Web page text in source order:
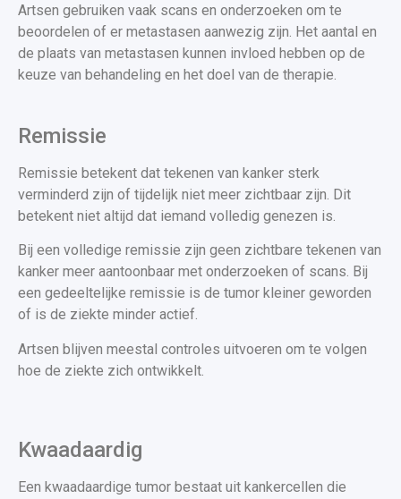
Artsen gebruiken vaak scans en onderzoeken om te
beoordelen of er metastasen aanwezig zijn. Het aantal en
de plaats van metastasen kunnen invloed hebben op de
keuze van behandeling en het doel van de therapie.
Remissie
Remissie betekent dat tekenen van kanker sterk
verminderd zijn of tijdelijk niet meer zichtbaar zijn. Dit
betekent niet altijd dat iemand volledig genezen is.
Bij een volledige remissie zijn geen zichtbare tekenen van
kanker meer aantoonbaar met onderzoeken of scans. Bij
een gedeeltelijke remissie is de tumor kleiner geworden
of is de ziekte minder actief.
Artsen blijven meestal controles uitvoeren om te volgen
hoe de ziekte zich ontwikkelt.
Kwaadaardig
Een kwaadaardige tumor bestaat uit kankercellen die